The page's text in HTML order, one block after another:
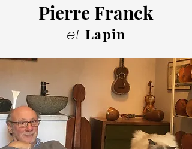
Pierre Franck
etLapin